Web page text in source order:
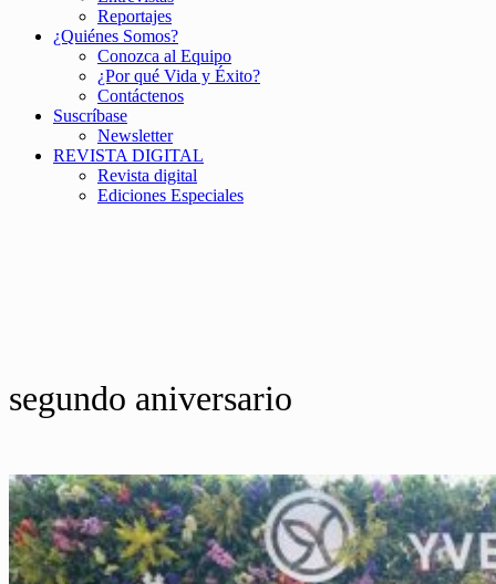
Reportajes
¿Quiénes Somos?
Conozca al Equipo
¿Por qué Vida y Éxito?
Contáctenos
Suscríbase
Newsletter
REVISTA DIGITAL
Revista digital
Ediciones Especiales
segundo aniversario